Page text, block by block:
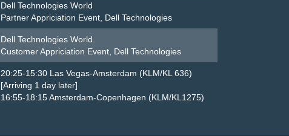
Dell Technologies World
Partner Appriciation Event, Dell Technologies
Dell Technologies World.
Customer Appriciation Event, Dell Technologies
20:25-15:30 Las Vegas-Amsterdam (KLM/KL 636)
[Arriving 1 day later]
16:55-18:15 Amsterdam-Copenhagen (KLM/KL1275)